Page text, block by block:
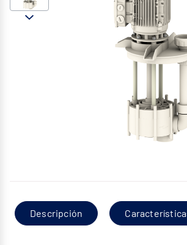
Descripción